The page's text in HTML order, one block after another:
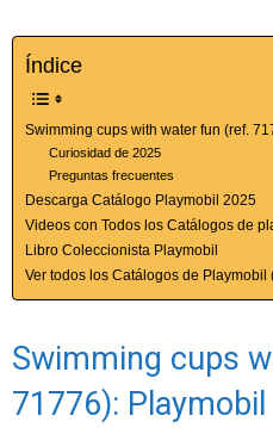
Índice
Swimming cups with water fun (ref.
Curiosidad de 2025
Preguntas frecuentes
Descarga Catálogo Playmobil 2025
Videos con Todos los Catálogos de
Libro Coleccionista Playmobil
Ver todos los Catálogos de Playmobil
Swimming cups
71776):